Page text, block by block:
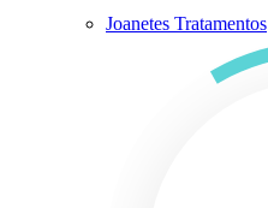
Joanetes Tratamentos